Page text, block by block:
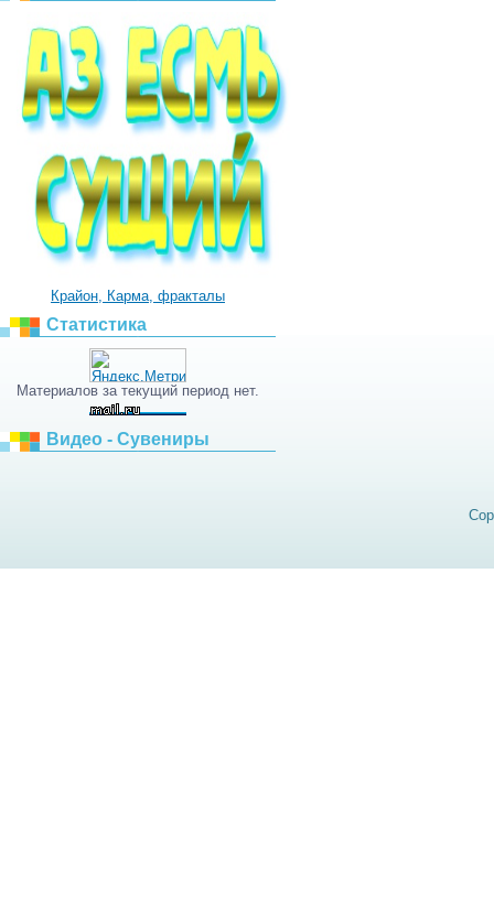
Крайон, Карма, фракталы
Статистика
Материалов за текущий период нет.
Видео - Сувениры